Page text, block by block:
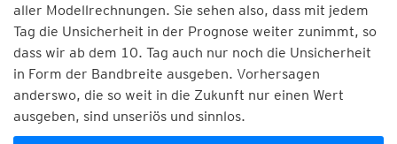
aller Modellrechnungen. Sie sehen also, dass mit jedem
Tag die Unsicherheit in der Prognose weiter zunimmt, so
dass wir ab dem 10. Tag auch nur noch die Unsicherheit
in Form der Bandbreite ausgeben. Vorhersagen
anderswo, die so weit in die Zukunft nur einen Wert
ausgeben, sind unseriös und sinnlos.